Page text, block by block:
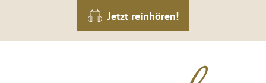
Jetzt reinhören!